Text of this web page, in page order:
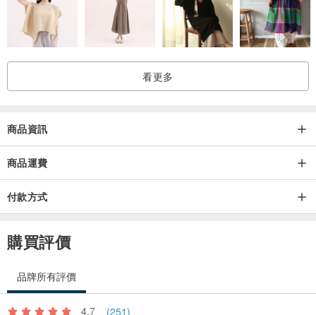
看更多
商品資訊
商品運費
付款方式
購買評價
品牌所有評價
4.7 (251)